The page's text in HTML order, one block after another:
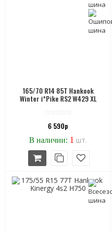
165/70 R14 85T Hankook
Winter i*Pike RS2 W429 XL
6 590р
В наличии: 1 шт.